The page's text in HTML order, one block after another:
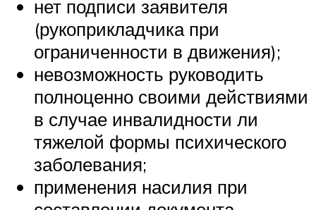
нет подписи заявителя
(рукоприкладчика при
ограниченности в движения);
невозможность руководить
полноценно своими действиями
в случае инвалидности ли
тяжелой формы психического
заболевания;
применения насилия при